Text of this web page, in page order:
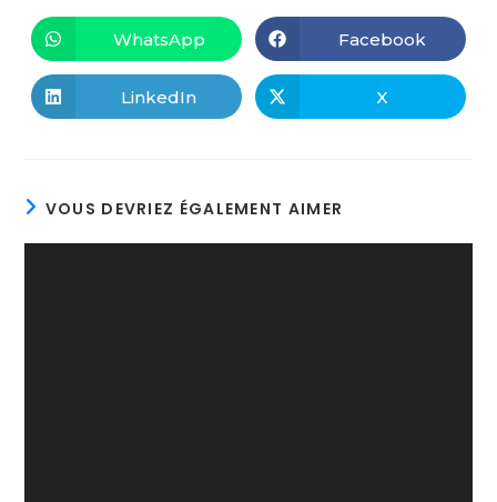
WhatsApp Facebook
LinkedIn X
VOUS DEVRIEZ ÉGALEMENT AIMER